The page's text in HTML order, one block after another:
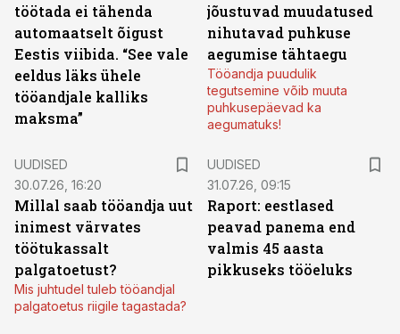
töötada ei tähenda
automaatselt õigust
Eestis viibida. “See vale
eeldus läks ühele
tööandjale kalliks
maksma”
jõustuvad muudatused
nihutavad puhkuse
aegumise tähtaegu
Tööandja puudulik
tegutsemine võib muuta
puhkusepäevad ka
aegumatuks!
UUDISED
30.07.26, 16:20
Millal saab tööandja uut
inimest värvates
töötukassalt
palgatoetust?
Mis juhtudel tuleb tööandjal
palgatoetus riigile tagastada?
UUDISED
31.07.26, 09:15
Raport: eestlased
peavad panema end
valmis 45 aasta
pikkuseks tööeluks